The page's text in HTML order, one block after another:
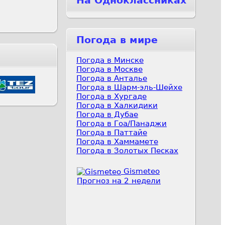
Погода в мире
Погода в Минске
Погода в Москве
Погода в Анталье
Погода в Шарм-эль-Шейхе
Погода в Хургаде
Погода в Халкидики
Погода в Дубае
Погода в Гоа/Панаджи
Погода в Паттайе
Погода в Хаммамете
Погода в Золотых Песках
Gismeteo
Прогноз на 2 недели